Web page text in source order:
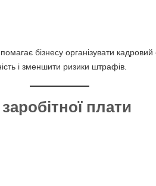
бізнесу організувати кадровий
і зменшити ризики штрафів.
плати